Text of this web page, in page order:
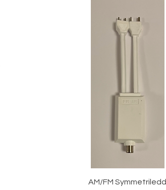
Hurtigvisning
AM/FM Symmetriledd